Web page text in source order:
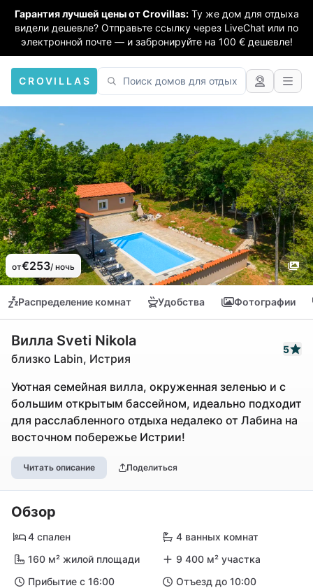
Гарантия лучшей цены от Crovillas: Ту же дом для отдыха
видели дешевле? Отправьте ссылку через LiveChat или по
электронной почте — и забронируйте на 100 € дешевле!
CROVILLAS
от€253/ ночь
Распределение комнат Удобства Фотографии
Вилла Sveti Nikola
близко Labin, Истрия
5
Уютная семейная вилла, окруженная зеленью и с
большим открытым бассейном, идеально подходит
для расслабленного отдыха недалеко от Лабина на
восточном побережье Истрии!
Читать описание Поделиться
Обзор
4 спален
4 ванных комнат
160 м² жилой площади
9 400 м² участка
Прибытие с 16:00
Отъезд до 10:00